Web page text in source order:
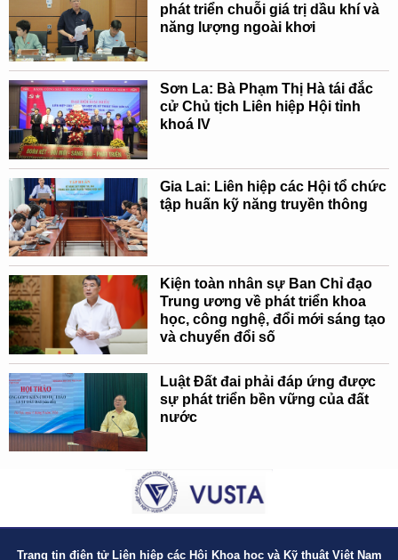
phát triển chuỗi giá trị dầu khí và
năng lượng ngoài khơi
Sơn La: Bà Phạm Thị Hà tái đắc
cử Chủ tịch Liên hiệp Hội tỉnh
khoá IV
Gia Lai: Liên hiệp các Hội tổ chức
tập huấn kỹ năng truyền thông
Kiện toàn nhân sự Ban Chỉ đạo
Trung ương về phát triển khoa
học, công nghệ, đổi mới sáng tạo
và chuyển đổi số
Luật Đất đai phải đáp ứng được
sự phát triển bền vững của đất
nước
Trang tin điện tử Liên hiệp các Hội Khoa học và Kỹ thuật Việt Nam